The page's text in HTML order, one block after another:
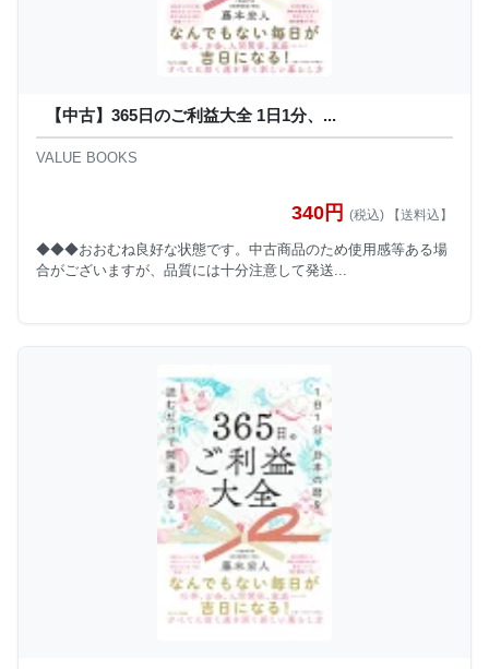
【中古】365日のご利益大全 1日1分、...
VALUE BOOKS
340円 (税込) 【送料込】
◆◆◆おおむね良好な状態です。中古商品のため使用感等ある場
合がございますが、品質には十分注意して発送...